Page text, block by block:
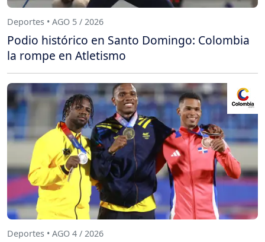
Deportes • AGO 5 / 2026
Podio histórico en Santo Domingo: Colombia
la rompe en Atletismo
Deportes • AGO 4 / 2026